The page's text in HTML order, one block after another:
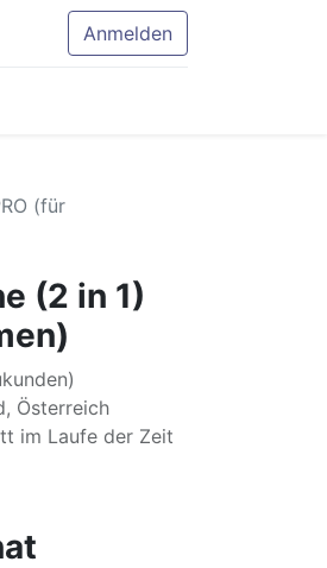
Anmelden
(für
(2 in 1)
Österreich
im Laufe der Zeit